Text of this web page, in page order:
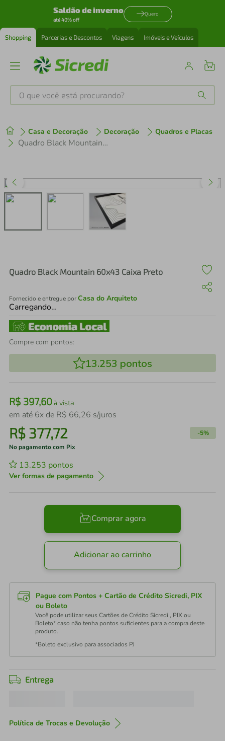
Saldão de inverno
até 40% off
Quero
Shopping Parcerias e Descontos Viagens Imóveis e Veículos
O que você está procurando?
Casa e Decoração Decoração Quadros e Placas
Quadro Black Mountain 60x43 Caixa Preto
Quadro Black Mountain 60x43 Caixa Preto
Fornecido e entregue porCasa do Arquiteto
Carregando…
Compre com pontos:
13.253 pontos
R$ 397,60à vista
em até 6x de R$ 66,26 s/juros
R$ 377,72 -5%
No pagamento com Pix
13.253 pontos
Ver formas de pagamento
Comprar agora
Adicionar ao carrinho
Pague com Pontos + Cartão de Crédito Sicredi, PIX
ou Boleto
Você pode utilizar seus Cartões de Crédito Sicredi , PIX ou
Boleto* caso não tenha pontos suficientes para a compra deste
produto.
*Boleto exclusivo para associados PJ
Entrega
Política de Trocas e Devolução
1º tenis
perfume